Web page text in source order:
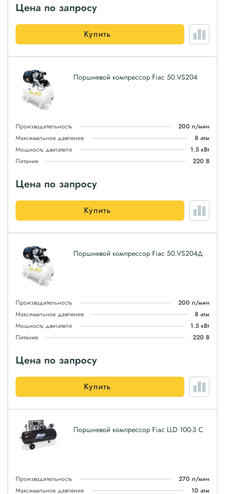
Цена по запросу
Купить
Поршневой компрессор Fiac 50.VS204
Производительность
200 л/мин
Максимальное давление
8 атм
Мощность двигателя
1.5 кВт
Питание
220 В
Цена по запросу
Купить
Поршневой компрессор Fiac 50.VS204Д
Производительность
200 л/мин
Максимальное давление
8 атм
Мощность двигателя
1.5 кВт
Питание
220 В
Цена по запросу
Купить
Поршневой компрессор Fiac LLD 100-3 C
Производительность
270 л/мин
Максимальное давление
10 атм